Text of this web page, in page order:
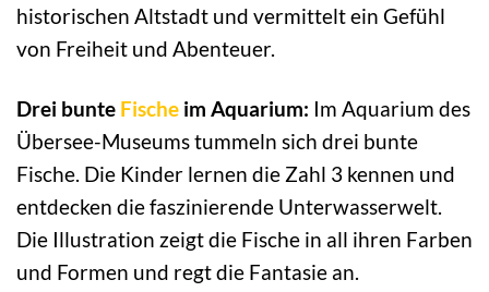
historischen Altstadt und vermittelt ein Gefühl
von Freiheit und Abenteuer.
Drei bunte Fische im Aquarium: Im Aquarium des
Übersee-Museums tummeln sich drei bunte
Fische. Die Kinder lernen die Zahl 3 kennen und
entdecken die faszinierende Unterwasserwelt.
Die Illustration zeigt die Fische in all ihren Farben
und Formen und regt die Fantasie an.